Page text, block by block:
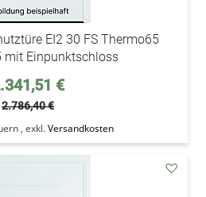
EI2 30 FS Thermo65
mit Einpunktschloss
€
2.786,40 €
, exkl.Versandkosten